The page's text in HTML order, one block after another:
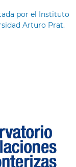
por el Instituto
Arturo Prat.